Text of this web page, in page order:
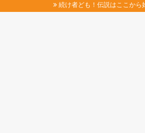
続け者ども！伝説はここから